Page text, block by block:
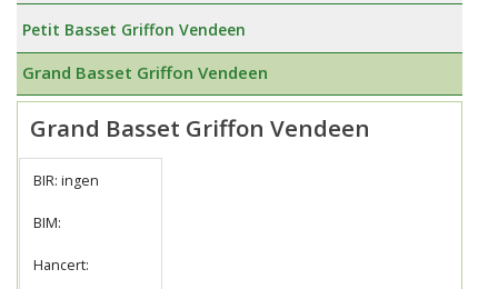
Petit Basset Griffon Vendeen
Grand Basset Griffon Vendeen
Grand Basset Griffon Vendeen
BIR: ingen
BIM:
Hancert: